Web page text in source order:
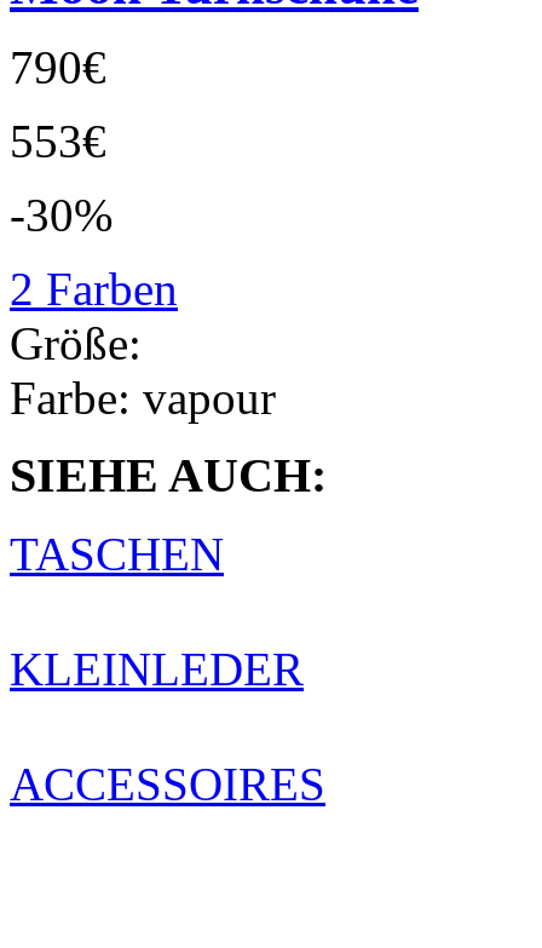
790€
553€
-30%
2 Farben
Größe:
Farbe: vapour
SIEHE AUCH:
TASCHEN
KLEINLEDER
ACCESSOIRES